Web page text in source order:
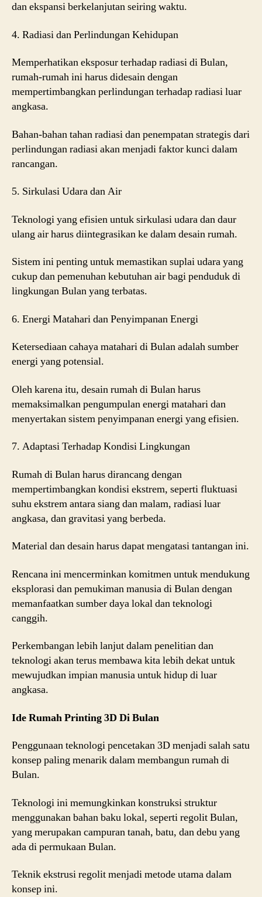
dan ekspansi berkelanjutan seiring waktu.
4. Radiasi dan Perlindungan Kehidupan
Memperhatikan eksposur terhadap radiasi di Bulan,
rumah-rumah ini harus didesain dengan
mempertimbangkan perlindungan terhadap radiasi luar
angkasa.
Bahan-bahan tahan radiasi dan penempatan strategis dari
perlindungan radiasi akan menjadi faktor kunci dalam
rancangan.
5. Sirkulasi Udara dan Air
Teknologi yang efisien untuk sirkulasi udara dan daur
ulang air harus diintegrasikan ke dalam desain rumah.
Sistem ini penting untuk memastikan suplai udara yang
cukup dan pemenuhan kebutuhan air bagi penduduk di
lingkungan Bulan yang terbatas.
6. Energi Matahari dan Penyimpanan Energi
Ketersediaan cahaya matahari di Bulan adalah sumber
energi yang potensial.
Oleh karena itu, desain rumah di Bulan harus
memaksimalkan pengumpulan energi matahari dan
menyertakan sistem penyimpanan energi yang efisien.
7. Adaptasi Terhadap Kondisi Lingkungan
Rumah di Bulan harus dirancang dengan
mempertimbangkan kondisi ekstrem, seperti fluktuasi
suhu ekstrem antara siang dan malam, radiasi luar
angkasa, dan gravitasi yang berbeda.
Material dan desain harus dapat mengatasi tantangan ini.
Rencana ini mencerminkan komitmen untuk mendukung
eksplorasi dan pemukiman manusia di Bulan dengan
memanfaatkan sumber daya lokal dan teknologi
canggih.
Perkembangan lebih lanjut dalam penelitian dan
teknologi akan terus membawa kita lebih dekat untuk
mewujudkan impian manusia untuk hidup di luar
angkasa.
Ide Rumah Printing 3D Di Bulan
Penggunaan teknologi pencetakan 3D menjadi salah satu
konsep paling menarik dalam membangun rumah di
Bulan.
Teknologi ini memungkinkan konstruksi struktur
menggunakan bahan baku lokal, seperti regolit Bulan,
yang merupakan campuran tanah, batu, dan debu yang
ada di permukaan Bulan.
Teknik ekstrusi regolit menjadi metode utama dalam
konsep ini.